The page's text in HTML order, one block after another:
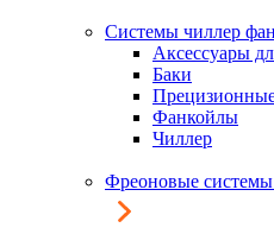
Системы чиллер
Аксессуары
Баки
Фанкойлы
Чиллер
Фреоновые